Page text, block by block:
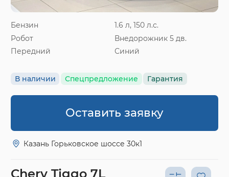
Бензин
1.6 л, 150 л.с.
Робот
Внедорожник 5 дв.
Передний
Синий
В наличии Спецпредложение Гарантия
Оставить заявку
Казань Горьковское шоссе 30к1
Chery Tiggo 7L